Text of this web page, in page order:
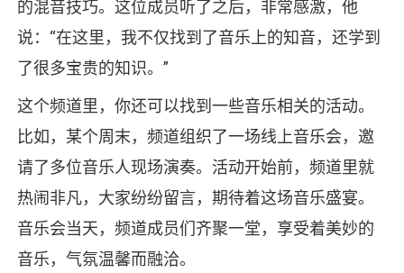
的混音技巧。这位成员听了之后，非常感激，他
说：“在这里，我不仅找到了音乐上的知音，还学到
了很多宝贵的知识。”
这个频道里，你还可以找到一些音乐相关的活动。
比如，某个周末，频道组织了一场线上音乐会，邀
请了多位音乐人现场演奏。活动开始前，频道里就
热闹非凡，大家纷纷留言，期待着这场音乐盛宴。
音乐会当天，频道成员们齐聚一堂，享受着美妙的
音乐，气氛温馨而融洽。